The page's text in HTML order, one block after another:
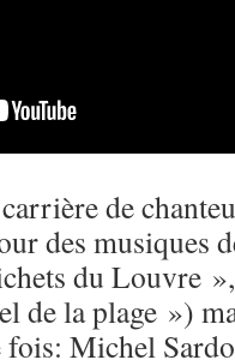
de
des musiques
du Louvre
de la plage »)
fois: Michel